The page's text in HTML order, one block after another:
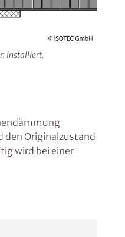
installiert.
den Originalzustand
wird bei einer